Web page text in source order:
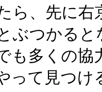
ら、先に右
ぶつかると
も多くの協
って見つ